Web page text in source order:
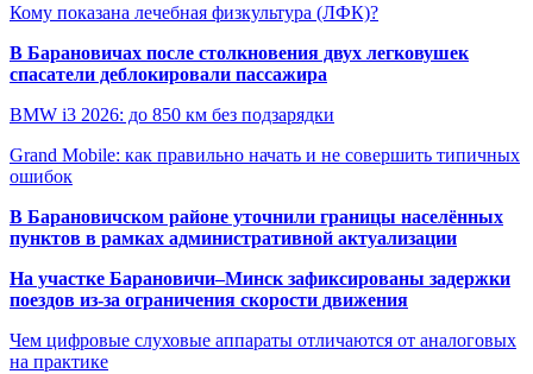
Кому показана лечебная физкультура (ЛФК)?
В Барановичах после столкновения двух легковушек
спасатели деблокировали пассажира
BMW i3 2026: до 850 км без подзарядки
Grand Mobile: как правильно начать и не совершить типичных
ошибок
В Барановичском районе уточнили границы населённых
пунктов в рамках административной актуализации
На участке Барановичи–Минск зафиксированы задержки
поездов из-за ограничения скорости движения
Чем цифровые слуховые аппараты отличаются от аналоговых
на практике